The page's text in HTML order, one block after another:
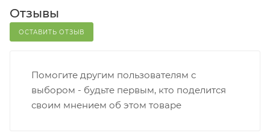
Отзывы
ОСТАВИТЬ ОТЗЫВ
Помогите другим пользователям с
выбором - будьте первым, кто поделится
своим мнением об этом товаре